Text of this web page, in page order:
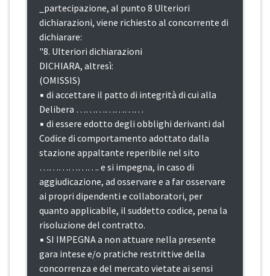
_partecipazione, al punto 8 Ulteriori
dichiarazioni, viene richiesto al concorrente di
dichiarare:
"8. Ulteriori dichiarazioni
DICHIARA, altresì:
(OMISSIS)
▪ di accettare il patto di integrità di cui alla
Delibera …………………
▪ di essere edotto degli obblighi derivanti dal
Codice di comportamento adottato dalla
stazione appaltante reperibile nel sito
………………. e si impegna, in caso di
aggiudicazione, ad osservare e a far osservare
ai propri dipendenti e collaboratori, per
quanto applicabile, il suddetto codice, pena la
risoluzione del contratto.
▪ SI IMPEGNA a non attuare nella presente
gara intese e/o pratiche restrittive della
concorrenza e del mercato vietate ai sensi